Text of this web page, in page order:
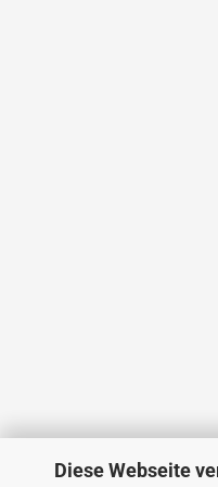
Diese Webseite